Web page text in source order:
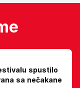
spustilo
sa nečakane